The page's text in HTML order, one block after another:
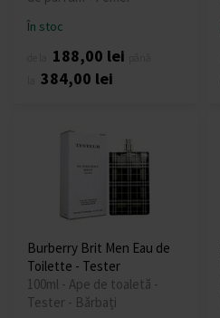
În stoc
188,00 lei
384,00 lei
Burberry Brit Men Eau de
Toilette - Tester
100ml - Ape de toaletă -
Tester - Bărbați